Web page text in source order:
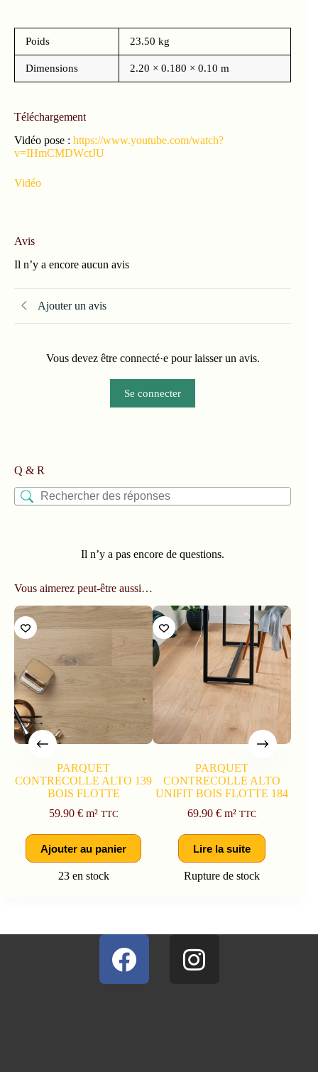
Poids 23.50 kg
Dimensions 2.20 × 0.180 × 0.10 m
Téléchargement
Vidéo pose : https://www.youtube.com/watch?
v=IHmCMDWctJU
Vidéo
Avis
Il n’y a encore aucun avis
Ajouter un avis
Vous devez être connecté·e pour laisser un avis.
Se connecter
Q & R
Il n’y a pas encore de questions.
Vous aimerez peut-être aussi…
PARQUET
CONTRECOLLE ALTO 139
BOIS FLOTTE
59.90 €m² TTC
Ajouter au panier
23 en stock
PARQUET
CONTRECOLLE ALTO
UNIFIT BOIS FLOTTE 184
69.90 €m² TTC
Lire la suite
Rupture de stock